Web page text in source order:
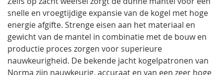
snelle en vroegtijdige expansie van de kogel met hoge
energie afgifte. Strenge eisen aan het materiaal en
gewicht van de mantel in combinatie met de bouw en
productie proces zorgen voor superieure
nauwkeurigheid. De bekende jacht kogelpatronen van
Norma zijn nauwkeurig, accuraat en van een zeer hoge